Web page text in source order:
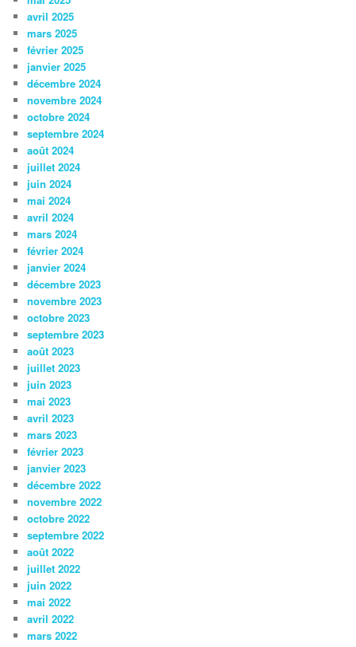
avril 2025
mars 2025
février 2025
janvier 2025
décembre 2024
novembre 2024
octobre 2024
septembre 2024
août 2024
juillet 2024
juin 2024
mai 2024
avril 2024
mars 2024
février 2024
janvier 2024
décembre 2023
novembre 2023
octobre 2023
septembre 2023
août 2023
juillet 2023
juin 2023
mai 2023
avril 2023
mars 2023
février 2023
janvier 2023
décembre 2022
novembre 2022
octobre 2022
septembre 2022
août 2022
juillet 2022
juin 2022
mai 2022
avril 2022
mars 2022